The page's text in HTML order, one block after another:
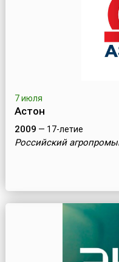
7 июля
Астон
2009 — 17-летие
Российский